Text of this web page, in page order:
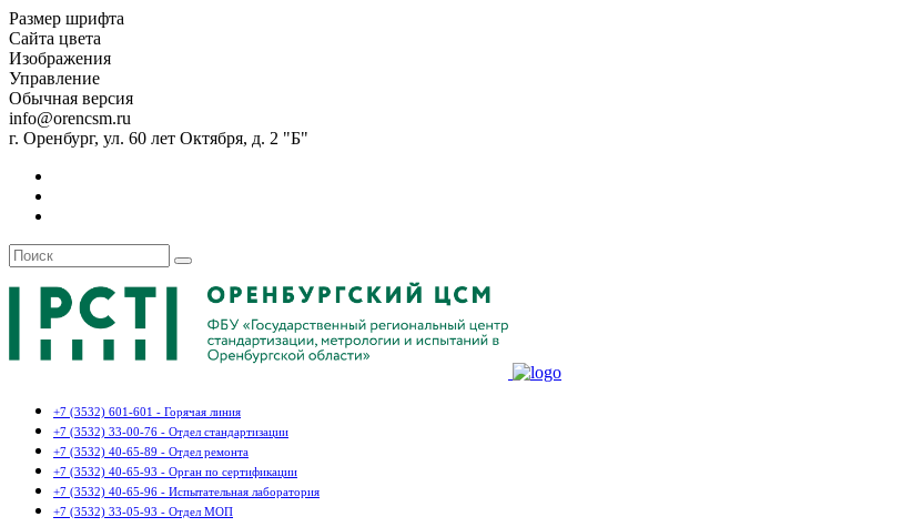
Размер шрифта
Сайта цвета
Изображения
Управление
Обычная версия
info@orencsm.ru
г. Оренбург, ул. 60 лет Октября, д. 2 "Б"
+7 (3532) 601-601 - Горячая линия
+7 (3532) 33-00-76 - Отдел стандартизации
+7 (3532) 40-65-89 - Отдел ремонта
+7 (3532) 40-65-93 - Орган по сертификации
+7 (3532) 40-65-96 - Испытательная лаборатория
+7 (3532) 33-05-93 - Отдел МОП